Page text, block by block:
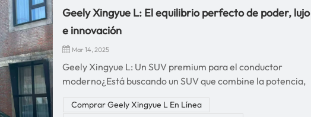
Geely Xingyue L: El equilibrio perfecto de poder, lujo
e innovación
Mar 14, 2025
Geely Xingyue L: Un SUV premium para el conductor
moderno¿Está buscando un SUV que combine la potencia,
para aquellos que buscan comodidad, características
Comprar Geely Xingyue L En Línea